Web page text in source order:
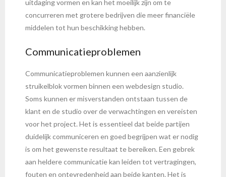
uitdaging vormen en kan het moeilijk zijn om te
concurreren met grotere bedrijven die meer financiële
middelen tot hun beschikking hebben.
Communicatieproblemen
Communicatieproblemen kunnen een aanzienlijk
struikelblok vormen binnen een webdesign studio.
Soms kunnen er misverstanden ontstaan tussen de
klant en de studio over de verwachtingen en vereisten
voor het project. Het is essentieel dat beide partijen
duidelijk communiceren en goed begrijpen wat er nodig
is om het gewenste resultaat te bereiken. Een gebrek
aan heldere communicatie kan leiden tot vertragingen,
fouten en ontevredenheid aan beide kanten. Het is